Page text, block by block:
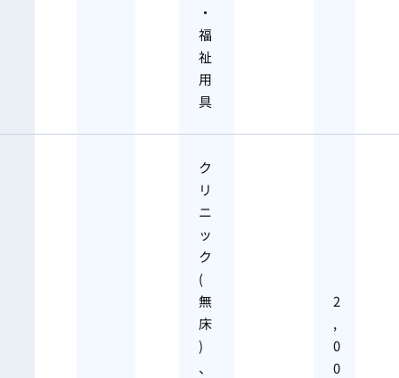
・
福
祉
用
具
ク
リ
ニ
ッ
ク
(
無
床
)
、
2
,
0
0